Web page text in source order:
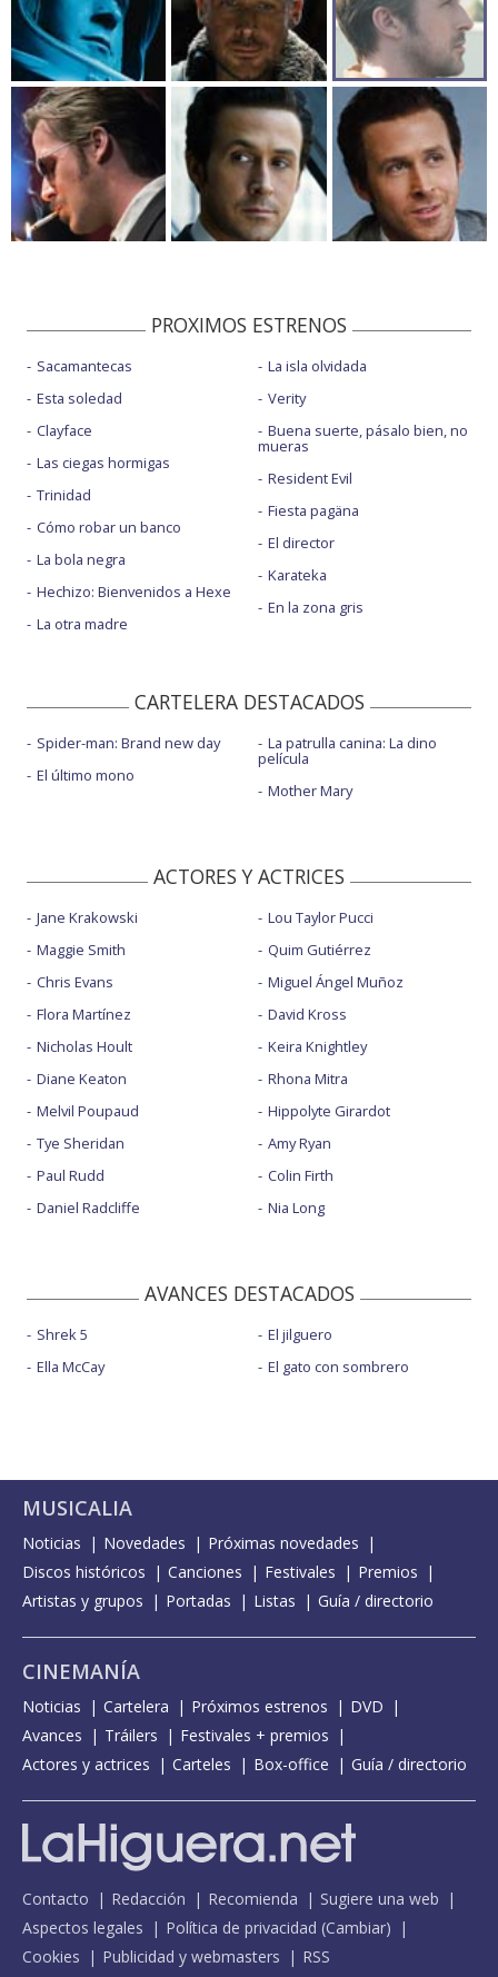
PROXIMOS ESTRENOS
Sacamantecas
Esta soledad
Clayface
Las ciegas hormigas
Trinidad
Cómo robar un banco
La bola negra
Hechizo: Bienvenidos a Hexe
La otra madre
La isla olvidada
Verity
Buena suerte, pásalo bien, no
mueras
Resident Evil
Fiesta pagäna
El director
Karateka
En la zona gris
CARTELERA DESTACADOS
Spider-man: Brand new day
El último mono
La patrulla canina: La dino
película
Mother Mary
ACTORES Y ACTRICES
Jane Krakowski
Maggie Smith
Chris Evans
Flora Martínez
Nicholas Hoult
Diane Keaton
Melvil Poupaud
Tye Sheridan
Paul Rudd
Daniel Radcliffe
Lou Taylor Pucci
Quim Gutiérrez
Miguel Ángel Muñoz
David Kross
Keira Knightley
Rhona Mitra
Hippolyte Girardot
Amy Ryan
Colin Firth
Nia Long
AVANCES DESTACADOS
Shrek 5
Ella McCay
El jilguero
El gato con sombrero
MUSICALIA
Noticias Novedades
Próximas novedades
Discos históricos
Canciones Festivales
Premios
Artistas y grupos
Portadas Listas Guía / directorio
CINEMANÍA
Noticias Cartelera Próximos estrenos
DVD
Avances
Tráilers
Festivales + premios
Actores y actrices
Carteles Box-office Guía / directorio
Contacto Redacción Recomienda
Sugiere una web
Aspectos legales
Política de privacidad (Cambiar)
Cookies
Publicidad y webmasters RSS